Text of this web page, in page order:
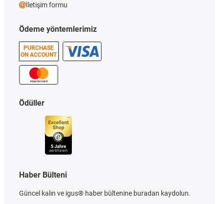
Ödeme yöntemlerimiz
PURCHASE
ON ACCOUNT
Ödüller
Haber Bülteni
Güncel kalın ve igus® haber bültenine buradan kaydolun.
İletişim formu